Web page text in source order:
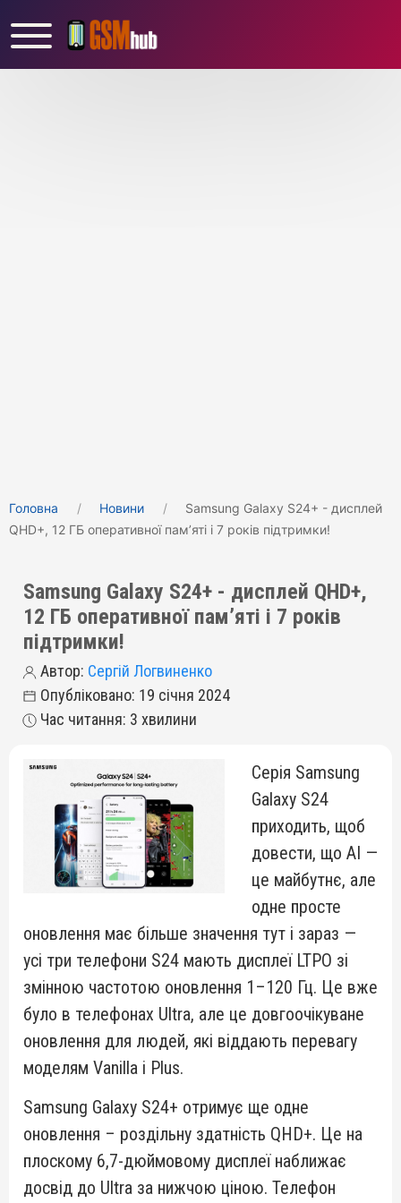
Головна Новини
Samsung Galaxy S24+ - дисплей
QHD+, 12 ГБ оперативної пам’яті і 7 років підтримки!
Samsung Galaxy S24+ - дисплей QHD+,
12 ГБ оперативної пам’яті і 7 років
підтримки!
Автор: Сергій Логвиненко
Опубліковано: 19 січня 2024
Час читання: 3 хвилини
Серія Samsung
Galaxy S24
приходить, щоб
довести, що AI —
це майбутнє, але
одне просте
оновлення має більше значення тут і зараз —
усі три телефони S24 мають дисплеї LTPO зі
змінною частотою оновлення 1–120 Гц. Це вже
було в телефонах Ultra, але це довгоочікуване
оновлення для людей, які віддають перевагу
моделям Vanilla і Plus.
Samsung Galaxy S24+ отримує ще одне
оновлення – роздільну здатність QHD+. Це на
плоскому 6,7-дюймовому дисплеї наближає
досвід до Ultra за нижчою ціною. Телефон